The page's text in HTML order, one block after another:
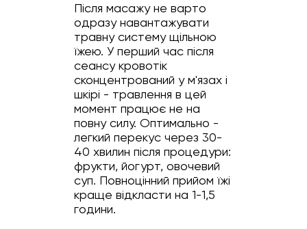
Після масажу не варто
одразу навантажувати
травну систему щільною
їжею. У перший час після
сеансу кровотік
сконцентрований у м'язах і
шкірі - травлення в цей
момент працює не на
повну силу. Оптимально -
легкий перекус через 30-
40 хвилин після процедури:
фрукти, йогурт, овочевий
суп. Повноцінний прийом їжі
краще відкласти на 1-1,5
години.